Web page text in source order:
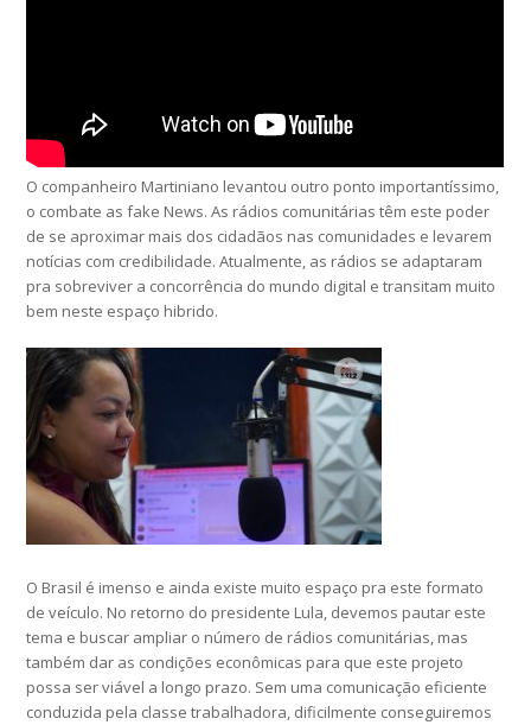
O companheiro Martiniano levantou outro ponto importantíssimo,
o combate as fake News. As rádios comunitárias têm este poder
de se aproximar mais dos cidadãos nas comunidades e levarem
notícias com credibilidade. Atualmente, as rádios se adaptaram
pra sobreviver a concorrência do mundo digital e transitam muito
bem neste espaço hibrido.
O Brasil é imenso e ainda existe muito espaço pra este formato
de veículo. No retorno do presidente Lula, devemos pautar este
tema e buscar ampliar o número de rádios comunitárias, mas
também dar as condições econômicas para que este projeto
possa ser viável a longo prazo. Sem uma comunicação eficiente
conduzida pela classe trabalhadora, dificilmente conseguiremos